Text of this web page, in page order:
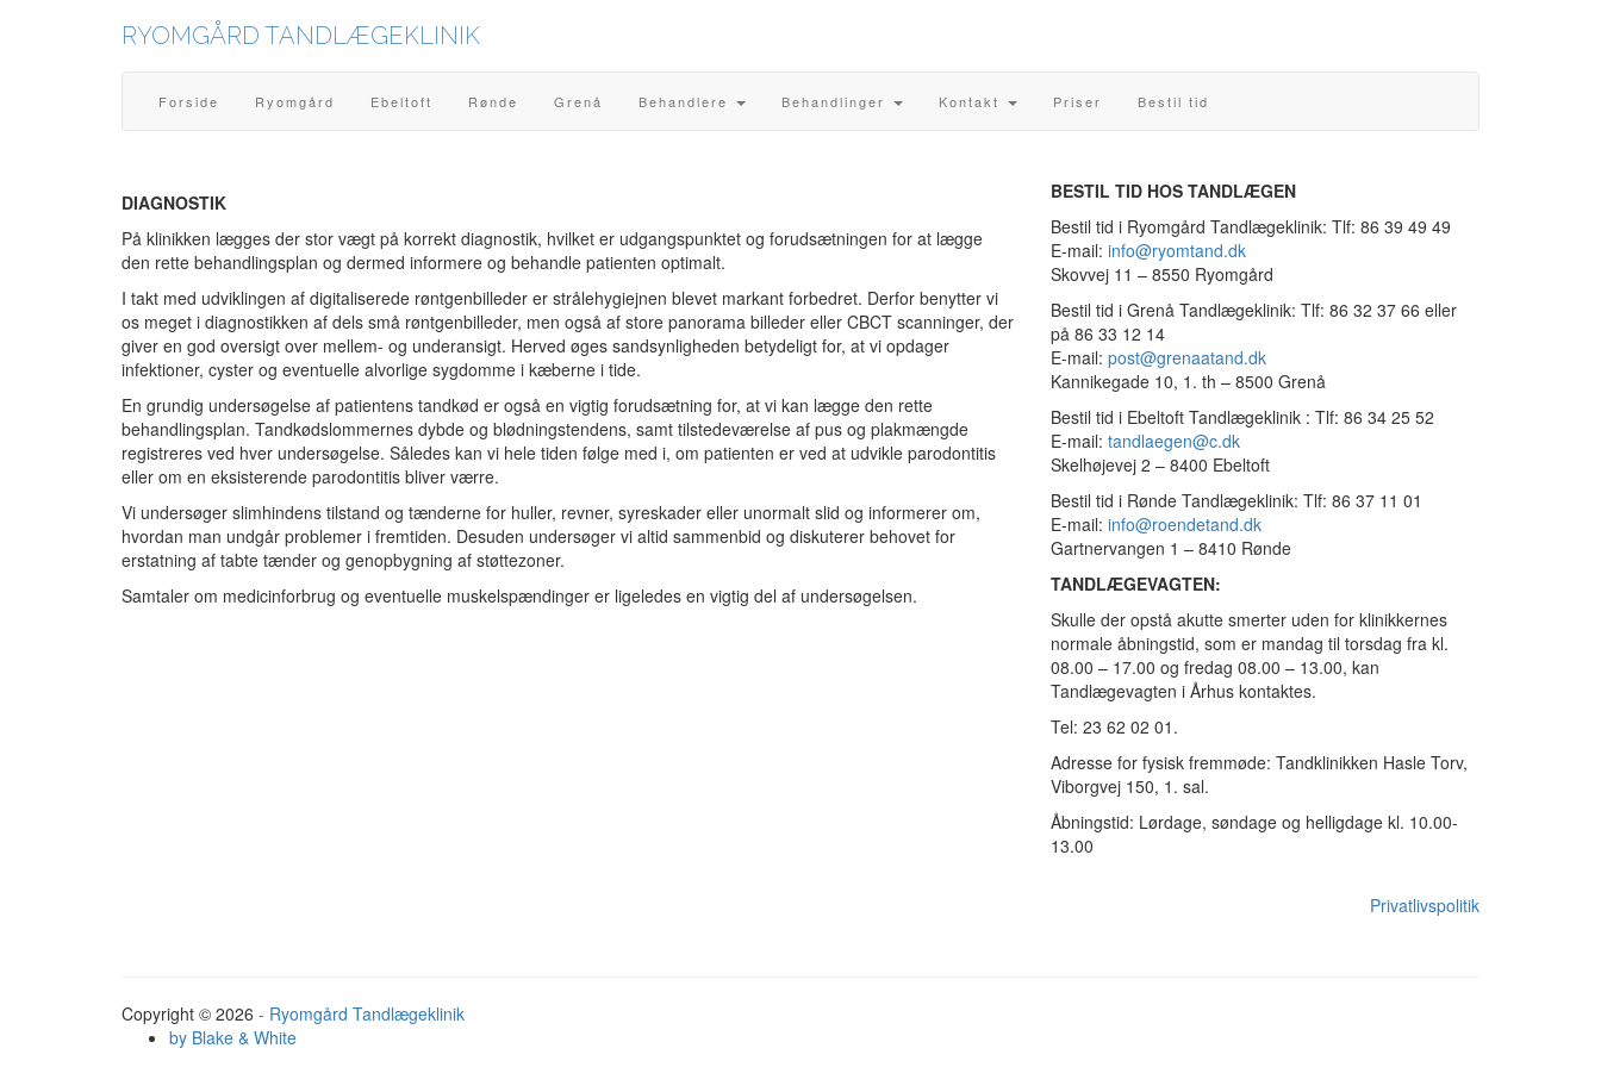
RYOMGÅRD TANDLÆGEKLINIK
Forside Ryomgård Ebeltoft Rønde Grenå Behandlere Behandlinger Kontakt Priser Bestil tid
DIAGNOSTIK
På klinikken lægges der stor vægt på korrekt diagnostik, hvilket er udgangspunktet og forudsætningen for at lægge
den rette behandlingsplan og dermed informere og behandle patienten optimalt.
I takt med udviklingen af digitaliserede røntgenbilleder er strålehygiejnen blevet markant forbedret. Derfor benytter vi
os meget i diagnostikken af dels små røntgenbilleder, men også af store panorama billeder eller CBCT scanninger, der
giver en god oversigt over mellem- og underansigt. Herved øges sandsynligheden betydeligt for, at vi opdager
infektioner, cyster og eventuelle alvorlige sygdomme i kæberne i tide.
En grundig undersøgelse af patientens tandkød er også en vigtig forudsætning for, at vi kan lægge den rette
behandlingsplan. Tandkødslommernes dybde og blødningstendens, samt tilstedeværelse af pus og plakmængde
registreres ved hver undersøgelse. Således kan vi hele tiden følge med i, om patienten er ved at udvikle parodontitis
eller om en eksisterende parodontitis bliver værre.
Vi undersøger slimhindens tilstand og tænderne for huller, revner, syreskader eller unormalt slid og informerer om,
hvordan man undgår problemer i fremtiden. Desuden undersøger vi altid sammenbid og diskuterer behovet for
erstatning af tabte tænder og genopbygning af støttezoner.
Samtaler om medicinforbrug og eventuelle muskelspændinger er ligeledes en vigtig del af undersøgelsen.
BESTIL TID HOS TANDLÆGEN
Bestil tid i Ryomgård Tandlægeklinik: Tlf: 86 39 49 49
E-mail: info@ryomtand.dk
Skovvej 11 – 8550 Ryomgård
Bestil tid i Grenå Tandlægeklinik: Tlf: 86 32 37 66 eller
på 86 33 12 14
E-mail: post@grenaatand.dk
Kannikegade 10, 1. th – 8500 Grenå
Bestil tid i Ebeltoft Tandlægeklinik : Tlf: 86 34 25 52
E-mail: tandlaegen@c.dk
Skelhøjevej 2 – 8400 Ebeltoft
Bestil tid i Rønde Tandlægeklinik: Tlf: 86 37 11 01
E-mail: info@roendetand.dk
Gartnervangen 1 – 8410 Rønde
TANDLÆGEVAGTEN:
Skulle der opstå akutte smerter uden for klinikkernes
normale åbningstid, som er mandag til torsdag fra kl.
08.00 – 17.00 og fredag 08.00 – 13.00, kan
Tandlægevagten i Århus kontaktes.
Tel: 23 62 02 01.
Adresse for fysisk fremmøde: Tandklinikken Hasle Torv,
Viborgvej 150, 1. sal.
Åbningstid: Lørdage, søndage og helligdage kl. 10.00-
13.00
Privatlivspolitik
Copyright © 2026 - Ryomgård Tandlægeklinik
by Blake & White